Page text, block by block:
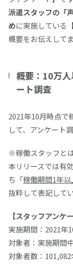
派遣スタッフの「
めに実施している
概要をお伝えして
概要：10万
ート調査
2021年10月時点で
して、アンケート
※稼働スタッフとは
本リリースでは有
ち「稼働期間1年以
抜粋して表記して
【スタッフアンケ
実施期間： 2021年
対象者：実施期間
対象者数： 101,082